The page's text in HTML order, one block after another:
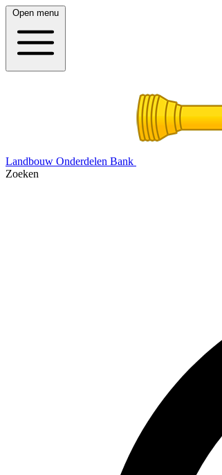
Open menu
Landbouw Onderdelen Bank
Zoeken